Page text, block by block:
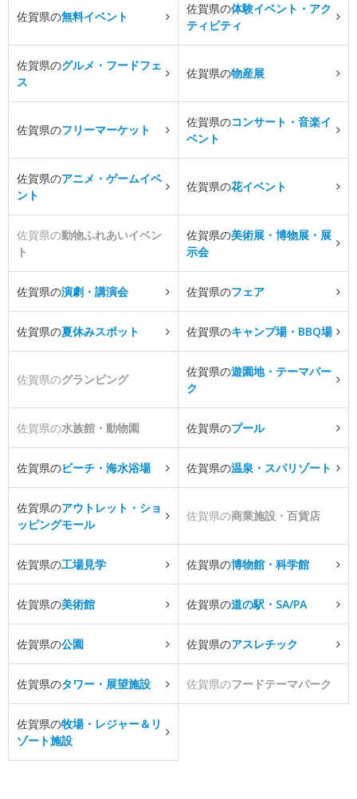
佐賀県の無料イベント
佐賀県の体験イベント・アク
ティビティ
佐賀県のグルメ・フードフェ
ス
佐賀県の物産展
佐賀県のフリーマーケット
佐賀県のコンサート・音楽イ
ベント
佐賀県のアニメ・ゲームイベ
ント
佐賀県の花イベント
佐賀県の動物ふれあいイベン
ト
佐賀県の美術展・博物展・展
示会
佐賀県の演劇・講演会 佐賀県のフェア
佐賀県の夏休みスポット 佐賀県のキャンプ場・BBQ場
佐賀県のグランピング
佐賀県の遊園地・テーマパー
ク
佐賀県の水族館・動物園 佐賀県のプール
佐賀県のビーチ・海水浴場 佐賀県の温泉・スパリゾート
佐賀県のアウトレット・ショ
ッピングモール
佐賀県の商業施設・百貨店
佐賀県の工場見学 佐賀県の博物館・科学館
佐賀県の美術館 佐賀県の道の駅・SA/PA
佐賀県の公園 佐賀県のアスレチック
佐賀県のタワー・展望施設 佐賀県のフードテーマパーク
佐賀県の牧場・レジャー＆リ
ゾート施設